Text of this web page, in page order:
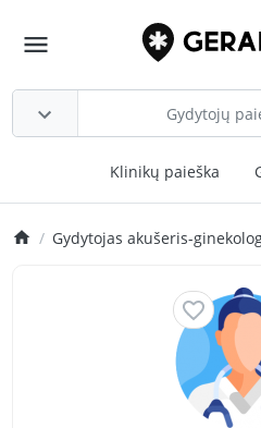
Klinikų paieška
Gydytojas akušeris-